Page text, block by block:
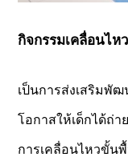
กิจกรรมเคลื่อนไห
เป็นการส่งเสริมพั
โอกาสให้เด็กได้ถ่
การเคลื่อนไหวขั้น